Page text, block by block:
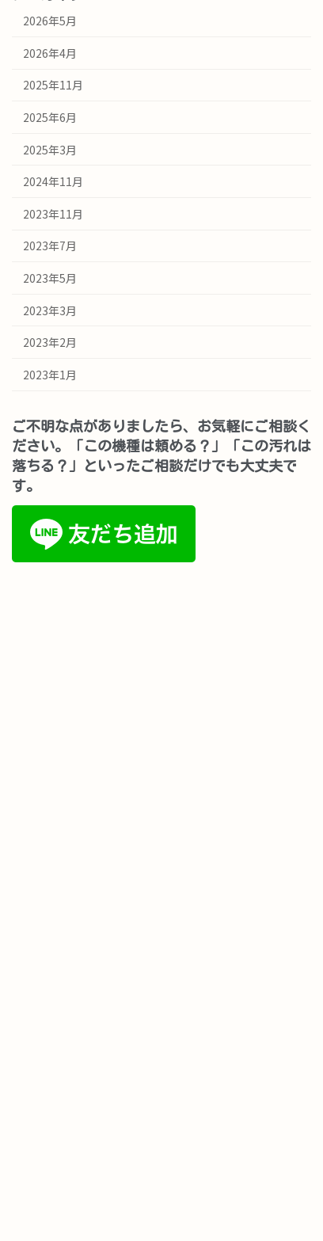
2026年5月
2026年4月
2025年11月
2025年6月
2025年3月
2024年11月
2023年11月
2023年7月
2023年5月
2023年3月
2023年2月
2023年1月
ご不明な点がありましたら、お気軽にご相談く
ださい。「この機種は頼める？」「この汚れは
落ちる？」といったご相談だけでも大丈夫で
す。